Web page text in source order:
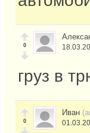
0
груз в
0
Иван